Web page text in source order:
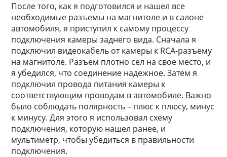
После того, как я подготовился и нашел все
необходимые разъемы на магнитоле и в салоне
автомобиля, я приступил к самому процессу
подключения камеры заднего вида. Сначала я
подключил видеокабель от камеры к RCA-разъему
на магнитоле. Разъем плотно сел на свое место, и
я убедился, что соединение надежное. Затем я
подключил провода питания камеры к
соответствующим проводам в автомобиле. Важно
было соблюдать полярность – плюс к плюсу, минус
к минусу. Для этого я использовал схему
подключения, которую нашел ранее, и
мультиметр, чтобы убедиться в правильности
подключения.